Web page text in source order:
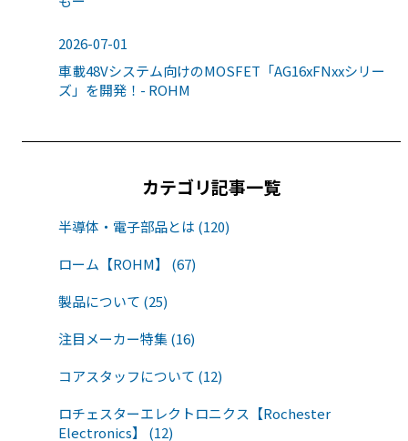
2026-07-01
車載48Vシステム向けのMOSFET「AG16xFNxxシリー
ズ」を開発！- ROHM
カテゴリ記事一覧
半導体・電子部品とは (120)
ローム【ROHM】 (67)
製品について (25)
注目メーカー特集 (16)
コアスタッフについて (12)
ロチェスターエレクトロニクス【Rochester
Electronics】 (12)